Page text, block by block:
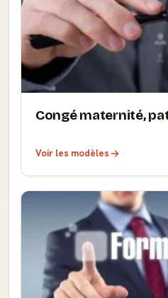
Congé maternité,
Voir les modèles